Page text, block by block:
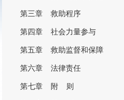
第三章 救助程序
第四章 社会力量参与
第五章 救助监督和保障
第六章 法律责任
第七章 附 则